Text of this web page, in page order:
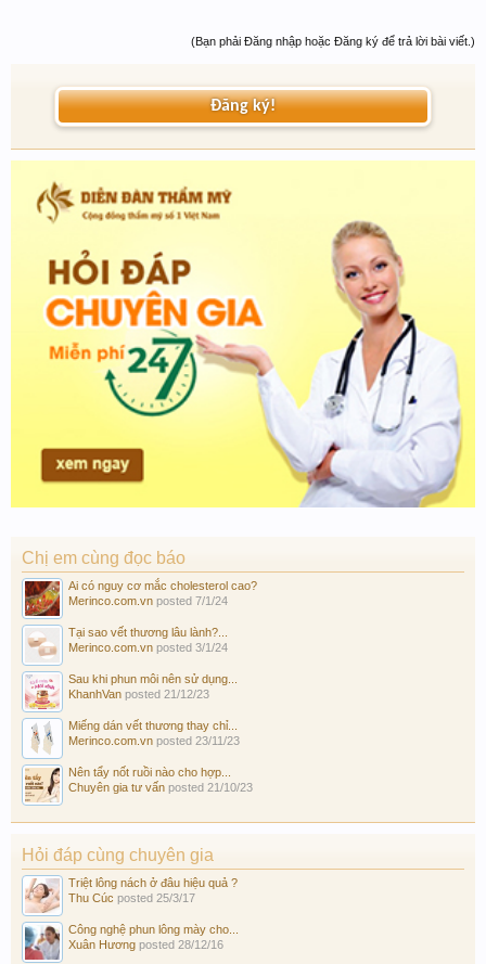
(Bạn phải Đăng nhập hoặc Đăng ký để trả lời bài viết.)
Đăng ký!
Chị em cùng đọc báo
Ai có nguy cơ mắc cholesterol cao?
Merinco.com.vn posted 7/1/24
Tại sao vết thương lâu lành?...
Merinco.com.vn posted 3/1/24
Sau khi phun môi nên sử dụng...
KhanhVan posted 21/12/23
Miếng dán vết thương thay chỉ...
Merinco.com.vn posted 23/11/23
Nên tẩy nốt ruồi nào cho hợp...
Chuyên gia tư vấn posted 21/10/23
Hỏi đáp cùng chuyên gia
Triệt lông nách ở đâu hiệu quả ?
Thu Cúc posted 25/3/17
Công nghệ phun lông mày cho...
Xuân Hương posted 28/12/16